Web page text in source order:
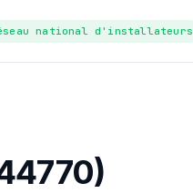
national d'installateurs